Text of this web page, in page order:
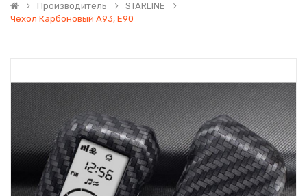
Производитель
STARLINE
Чехол Карбоновый А93, Е90